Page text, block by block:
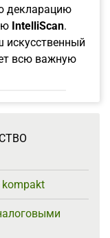
декларацию
IntelliScan.
искусственный
всю важную